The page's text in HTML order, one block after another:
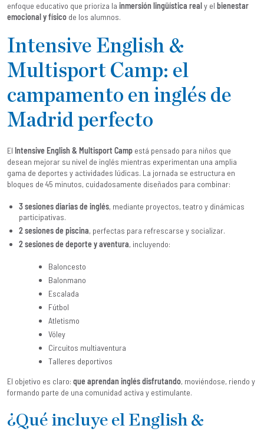
enfoque educativo que prioriza la inmersión lingüística realy el bienestar
emocional y físico de los alumnos.
Intensive English &
Multisport Camp: el
campamento en inglés de
Madrid perfecto
El Intensive English & Multisport Camp está pensado para niños que
desean mejorar su nivel de inglés mientras experimentan una amplia
gama de deportes y actividades lúdicas. La jornada se estructura en
bloques de 45 minutos, cuidadosamente diseñados para combinar:
3 sesiones diarias de inglés, mediante proyectos, teatro y dinámicas
participativas.
2 sesiones de piscina, perfectas para refrescarse y socializar.
2 sesiones de deporte y aventura, incluyendo:
Baloncesto
Balonmano
Escalada
Fútbol
Atletismo
Vóley
Circuitos multiaventura
Talleres deportivos
El objetivo es claro: que aprendan inglés disfrutando, moviéndose, riendo y
formando parte de una comunidad activa y estimulante.
¿Qué incluye el English &